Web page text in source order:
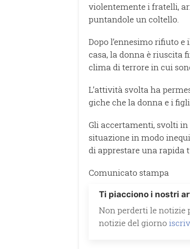
violentemente i fratelli,
pun­tan­do­le un coltello.
Dopo l’ennesimo rifiuto
casa, la donna è riuscita
clima di terrore in cui
L’attività svolta ha
gi­che che la don­na e i
Gli accertamenti, svolti
situazione in modo
di apprestare una rapida
Comunicato stampa
Ti piacciono i nostri
Non perderti le notizie
notizie del giorno